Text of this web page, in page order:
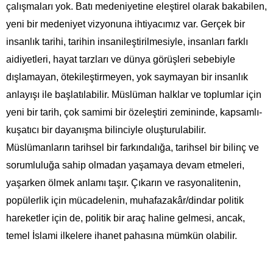
çalışmaları yok. Batı medeniyetine eleştirel olarak bakabilen,
yeni bir medeniyet vizyonuna ihtiyacımız var. Gerçek bir
insanlık tarihi, tarihin insanileştirilmesiyle, insanları farklı
aidiyetleri, hayat tarzları ve dünya görüşleri sebebiyle
dışlamayan, ötekileştirmeyen, yok saymayan bir insanlık
anlayışı ile başlatılabilir. Müslüman halklar ve toplumlar için
yeni bir tarih, çok samimi bir özeleştiri zemininde, kapsamlı-
kuşatıcı bir dayanışma bilinciyle oluşturulabilir.
Müslümanların tarihsel bir farkındalığa, tarihsel bir bilinç ve
sorumluluğa sahip olmadan yaşamaya devam etmeleri,
yaşarken ölmek anlamı taşır. Çıkarın ve rasyonalitenin,
popülerlik için mücadelenin, muhafazakâr/dindar politik
hareketler için de, politik bir araç haline gelmesi, ancak,
temel İslami ilkelere ihanet pahasına mümkün olabilir.